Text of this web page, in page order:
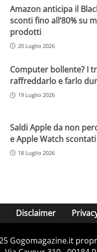
Amazon anticipa il
sconti fino all’80% su
prodotti
20 Luglio 2026
Computer bollente? I
raffreddarlo e farlo
19 Luglio 2026
Saldi Apple da non
e Apple Watch scontati
18 Luglio 2026
Disclaimer
Gogomagazine.it